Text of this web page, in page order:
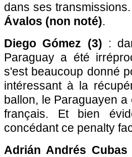
dans ses
Ávalos (non noté).
Diego Gómez (3) :
Paraguay a été
s'est beaucoup donné
intéressant à la
ballon, le Paraguayen
français. Et bien
concédant ce penalty
Adrián Andrés Cubas